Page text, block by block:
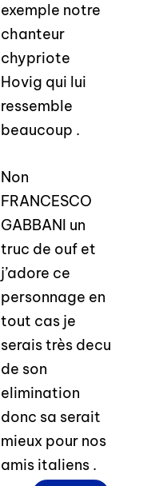
exemple notre
chanteur
chypriote
Hovig qui lui
ressemble
beaucoup .
Non
FRANCESCO
GABBANI un
truc de ouf et
j’adore ce
personnage en
tout cas je
serais très decu
de son
elimination
donc sa serait
mieux pour nos
amis italiens .